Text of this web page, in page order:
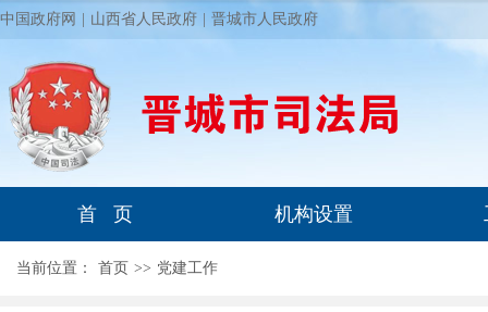
中国政府网 山西省人民政府 晋城市人民政府
首 页 机构设置
当前位置： 首页 >> 党建工作